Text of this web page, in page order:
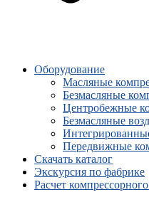
Оборудование
Масляные
Безмасляные
Центробежные
Безмасляные
Передвижные
Скачать каталог
Экскурсия по фабрике
Расчет